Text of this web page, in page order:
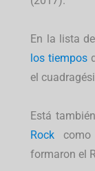
En la lista de
los tiempos
el
Está
Rock
formaron el